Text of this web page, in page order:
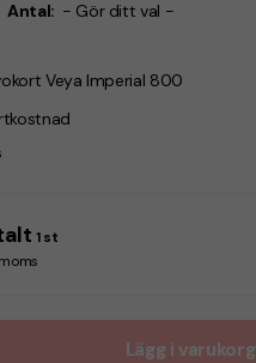
Antal: - Gör ditt val -
Veya Imperial 800
1 st
Lägg i varukorg